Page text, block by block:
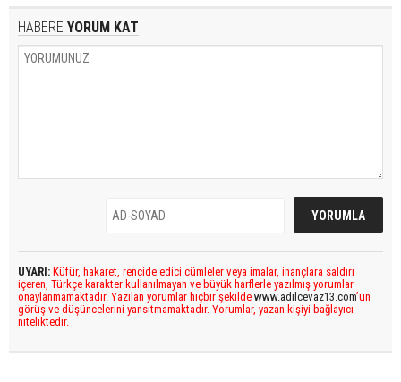
HABERE YORUM KAT
UYARI: Küfür, hakaret, rencide edici cümleler veya imalar, inançlara saldırı
içeren, Türkçe karakter kullanılmayan ve büyük harflerle yazılmış yorumlar
onaylanmamaktadır. Yazılan yorumlar hiçbir şekilde www.adilcevaz13.com’un
görüş ve düşüncelerini yansıtmamaktadır. Yorumlar, yazan kişiyi bağlayıcı
niteliktedir.